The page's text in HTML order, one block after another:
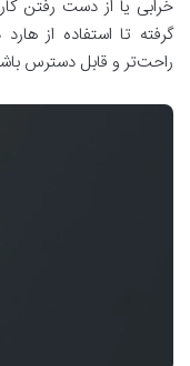
خرابی یا از دست رفتن
گرفته تا استفاده از
راحت‌تر و قابل دسترس